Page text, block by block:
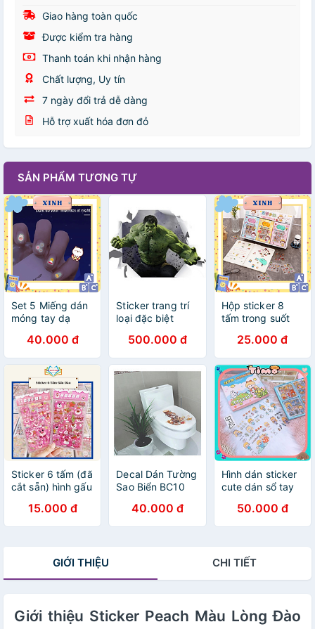
Giao hàng toàn quốc
Được kiểm tra hàng
Thanh toán khi nhận hàng
Chất lượng, Uy tín
7 ngày đổi trả dễ dàng
Hỗ trợ xuất hóa đơn đỏ
SẢN PHẨM TƯƠNG TỰ
Set 5 Miếng dán
móng tay dạ
nhiên cute làm
quà tặng phụ
kiện cho bé
40.000 đ
Sticker trang trí
loại đặc biệt
500.000 đ
Hộp sticker 8
tấm trong suốt
25.000 đ
Sticker 6 tấm (đã
cắt sẵn) hình gấu
15.000 đ
Decal Dán Tường
Sao Biển BC10
40.000 đ
Hình dán sticker
cute dán sổ tay
hộp 100 tấm
stickers chống
50.000 đ
GIỚI THIỆU CHI TIẾT
Giới thiệu Sticker Peach Màu Lòng Đào